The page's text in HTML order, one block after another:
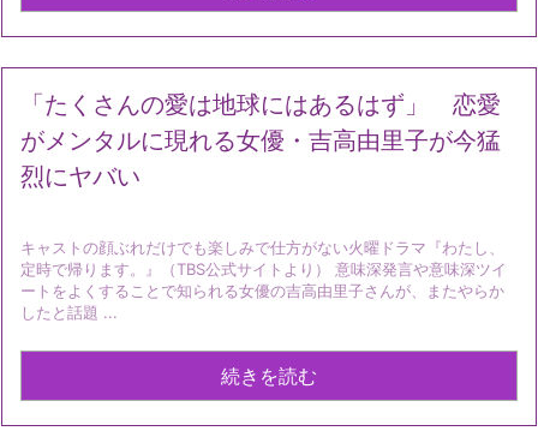
「たくさんの愛は地球にはあるはず」 恋愛
がメンタルに現れる女優・吉高由里子が今猛
烈にヤバい
キャストの顔ぶれだけでも楽しみで仕方がない火曜ドラマ『わたし、
定時で帰ります。』（TBS公式サイトより） 意味深発言や意味深ツイ
ートをよくすることで知られる女優の吉高由里子さんが、またやらか
したと話題 ...
続きを読む